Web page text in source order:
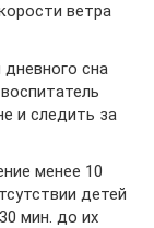
ветра
сна
и следить за
менее 10
детей
мин. до их